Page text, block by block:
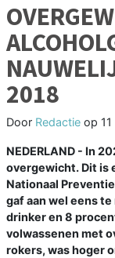
2018
Door Redactie op
NEDERLAND - In
overgewicht. Dit is
Nationaal
gaf aan wel eens
drinker en 8
volwassenen met
rokers, was hoger